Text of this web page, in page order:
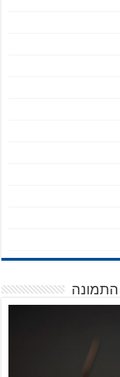
התמונה